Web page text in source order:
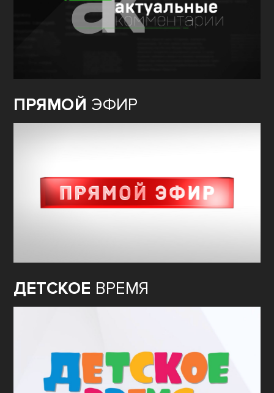
ПРЯМОЙ ЭФИР
ДЕТСКОЕ ВРЕМЯ